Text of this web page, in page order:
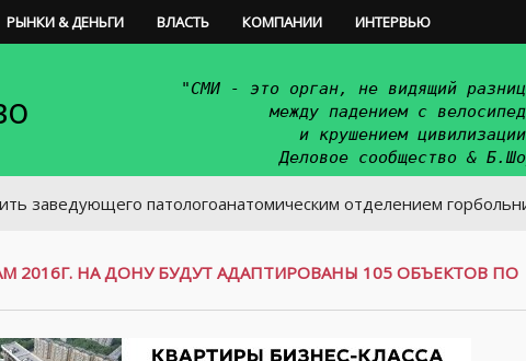
РЫНКИ & ДЕНЬГИ ВЛАСТЬ КОМПАНИИ ИНТЕРВЬЮ
"СМИ - это орган, не видящий
между падением с
и крушением
Деловое сообщество &
патологоанатомическим отделением горбольницы
2016Г. НА ДОНУ БУДУТ АДАПТИРОВАНЫ 105 ОБЪЕКТОВ ПО